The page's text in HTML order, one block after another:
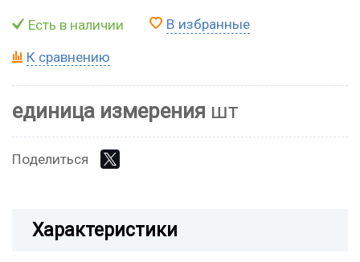
Есть в наличии В избранные
К сравнению
единица измерения шт
Поделиться
Характеристики